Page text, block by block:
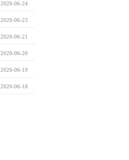
2020-06-24
2020-06-23
2020-06-21
2020-06-20
2020-06-19
2020-06-18